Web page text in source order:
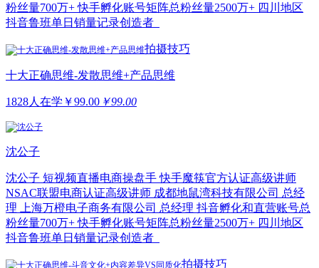
粉丝量700万+ 快手孵化账号矩阵总粉丝量2500万+ 四川地区
抖音鲁班单日销量记录创造者
拍摄技巧
十大正确思维-发散思维+产品思维
1828人在学 ￥99.00 ￥99.00
沈公子
沈公子 短视频直播电商操盘手 快手魔筷官方认证高级讲师
NSAC联盟电商认证高级讲师 成都地鼠湾科技有限公司 总经
理 上海万橙电子商务有限公司 总经理 抖音孵化和直营账号总
粉丝量700万+ 快手孵化账号矩阵总粉丝量2500万+ 四川地区
抖音鲁班单日销量记录创造者
拍摄技巧